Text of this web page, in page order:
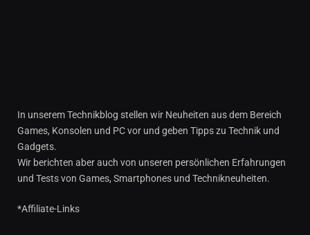
In unserem Technikblog stellen wir Neuheiten aus dem Bereich
Games, Konsolen und PC vor und geben Tipps zu Technik und
Gadgets.
Wir berichten aber auch von unseren persönlichen Erfahrungen
und Tests von Games, Smartphones und Technikneuheiten.
*Affiliate-Links